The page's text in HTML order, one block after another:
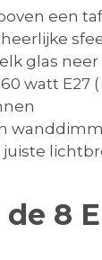
een
glas
watt E27
8